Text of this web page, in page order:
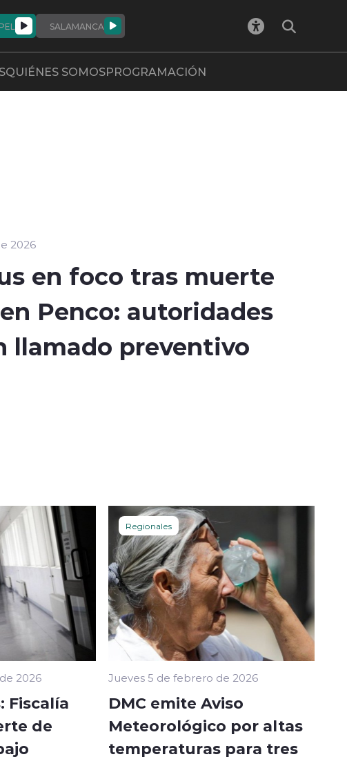
SALAMANCA
QUIÉNES SOMOSPROGRAMACIÓN
2026
en foco tras muerte
Penco: autoridades
llamado preventivo
2026
Fiscalía
de
Regionales
Jueves 5 de febrero de 2026
DMC emite Aviso
Meteorológico por altas
temperaturas para tres